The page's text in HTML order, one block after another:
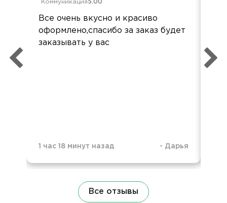
Коммуникация5.00
Все очень вкусно и красиво
оформлено,спасибо за заказ будет
заказывать у вас
1 час 18 минут назад - Дарья
Все отзывы